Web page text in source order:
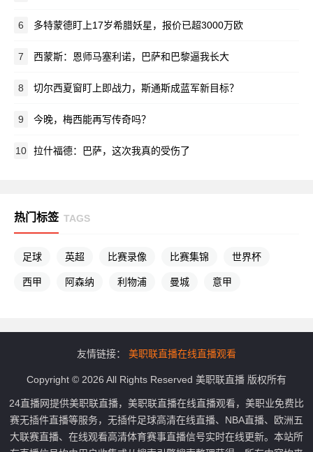
6 多特蒙德盯上17岁希腊妖星，报价已超3000万欧
7 西蒙斯：恩师马塞利诺，巴萨和巴黎逼我长大
8 切尔西夏窗盯上即战力，斯通斯成蓝军新目标？
9 今晚，梅西能再写传奇吗？
10 拉什福德：巴萨，这次我真的受伤了
热门标签 TAGS
足球 英超 比赛录像 比赛集锦 世界杯
西甲 阿森纳 利物浦 曼城 意甲
友情链接： 美职联直播在线直播观看
Copyright © 2026 All Rights Reserved 美职联直播 版权所有
24直播网提供美职联直播，美职联直播在线直播观看，美职业免费比
赛无插件直播等服务，无插件足球高清在线直播、NBA直播、欧洲五
大联赛直播、在线观看高清体育赛事直播信号实时在线更新。本站所